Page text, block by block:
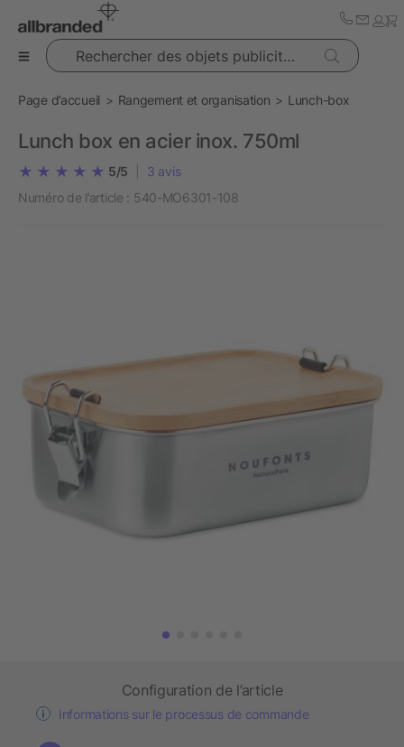
Rechercher des objets publicitaires
Page d’accueil Rangement et organisation Lunch-box
Lunch box en acier inox. 750ml
5/5 3 avis
Numéro de l’article : 540-MO6301-108
Configuration de l’article
Informations sur le processus de commande